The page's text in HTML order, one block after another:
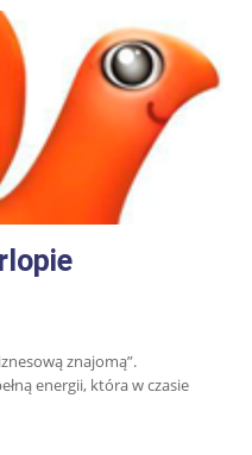
znajomą”.
energii, która w czasie